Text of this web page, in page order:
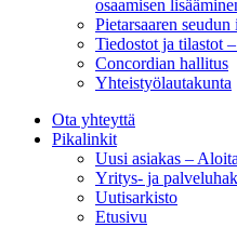
osaamisen
Pietarsaaren
Tiedostot ja tilastot
Concordian hallitus
Yhteistyölautakunta
Ota yhteyttä
Pikalinkit
Uusi asiakas –
Yritys- ja
Uutisarkisto
Etusivu